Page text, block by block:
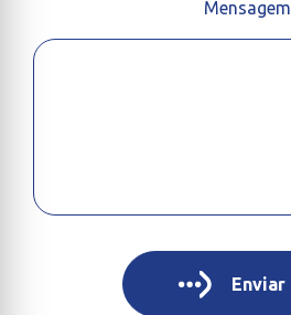
Mensagem